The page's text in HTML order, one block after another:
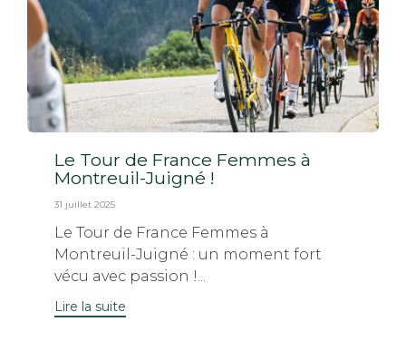
Le Tour de France Femmes à
Montreuil-Juigné !
31 juillet 2025
Le Tour de France Femmes à
Montreuil-Juigné : un moment fort
vécu avec passion !...
Lire la suite